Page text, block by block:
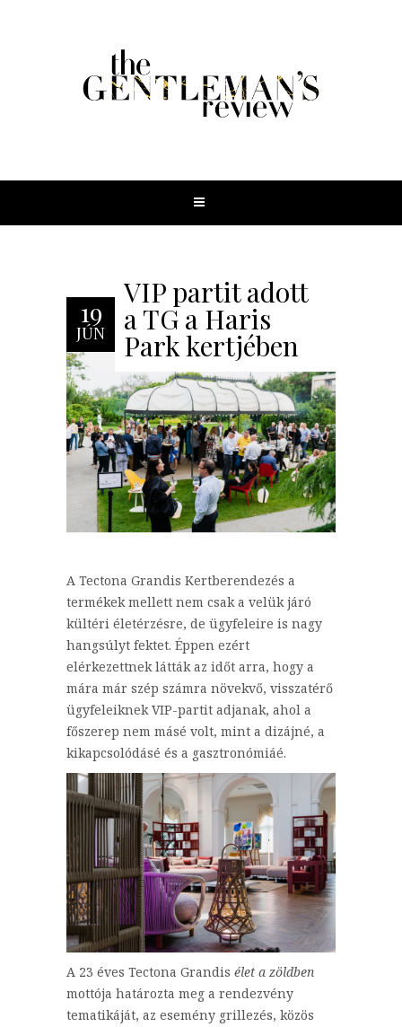
19
JÚN
VIP partit adott
a TG a Haris
Park kertjében
A Tectona Grandis Kertberendezés a
termékek mellett nem csak a velük járó
kültéri életérzésre, de ügyfeleire is nagy
hangsúlyt fektet. Éppen ezért
elérkezettnek látták az időt arra, hogy a
mára már szép számra növekvő, visszatérő
ügyfeleiknek VIP-partit adjanak, ahol a
főszerep nem másé volt, mint a dizájné, a
kikapcsolódásé és a gasztronómiáé.
A 23 éves Tectona Grandis élet a zöldben
mottója határozta meg a rendezvény
tematikáját, az esemény grillezés, közös